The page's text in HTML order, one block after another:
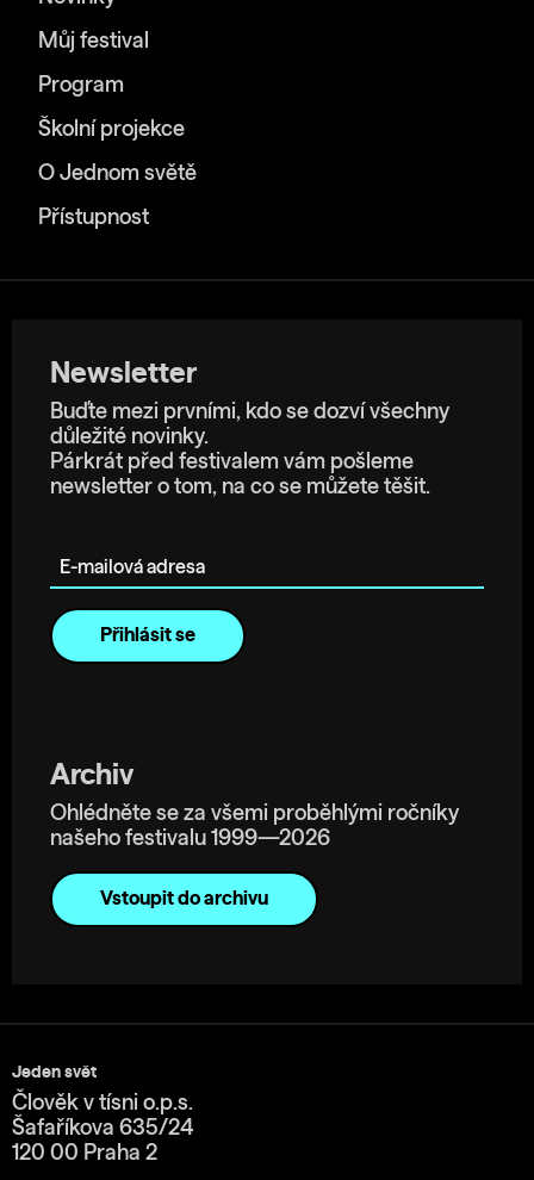
Můj festival
Program
Školní projekce
O Jednom světě
Přístupnost
Newsletter
Buďte mezi prvními, kdo se dozví všechny
důležité novinky.
Párkrát před festivalem vám pošleme
newsletter o tom, na co se můžete těšit.
Archiv
Ohlédněte se za všemi proběhlými ročníky
našeho festivalu 1999—2026
Vstoupit do archivu
Jeden svět
Člověk v tísni o.p.s.
Šafaříkova 635/24
120 00 Praha 2